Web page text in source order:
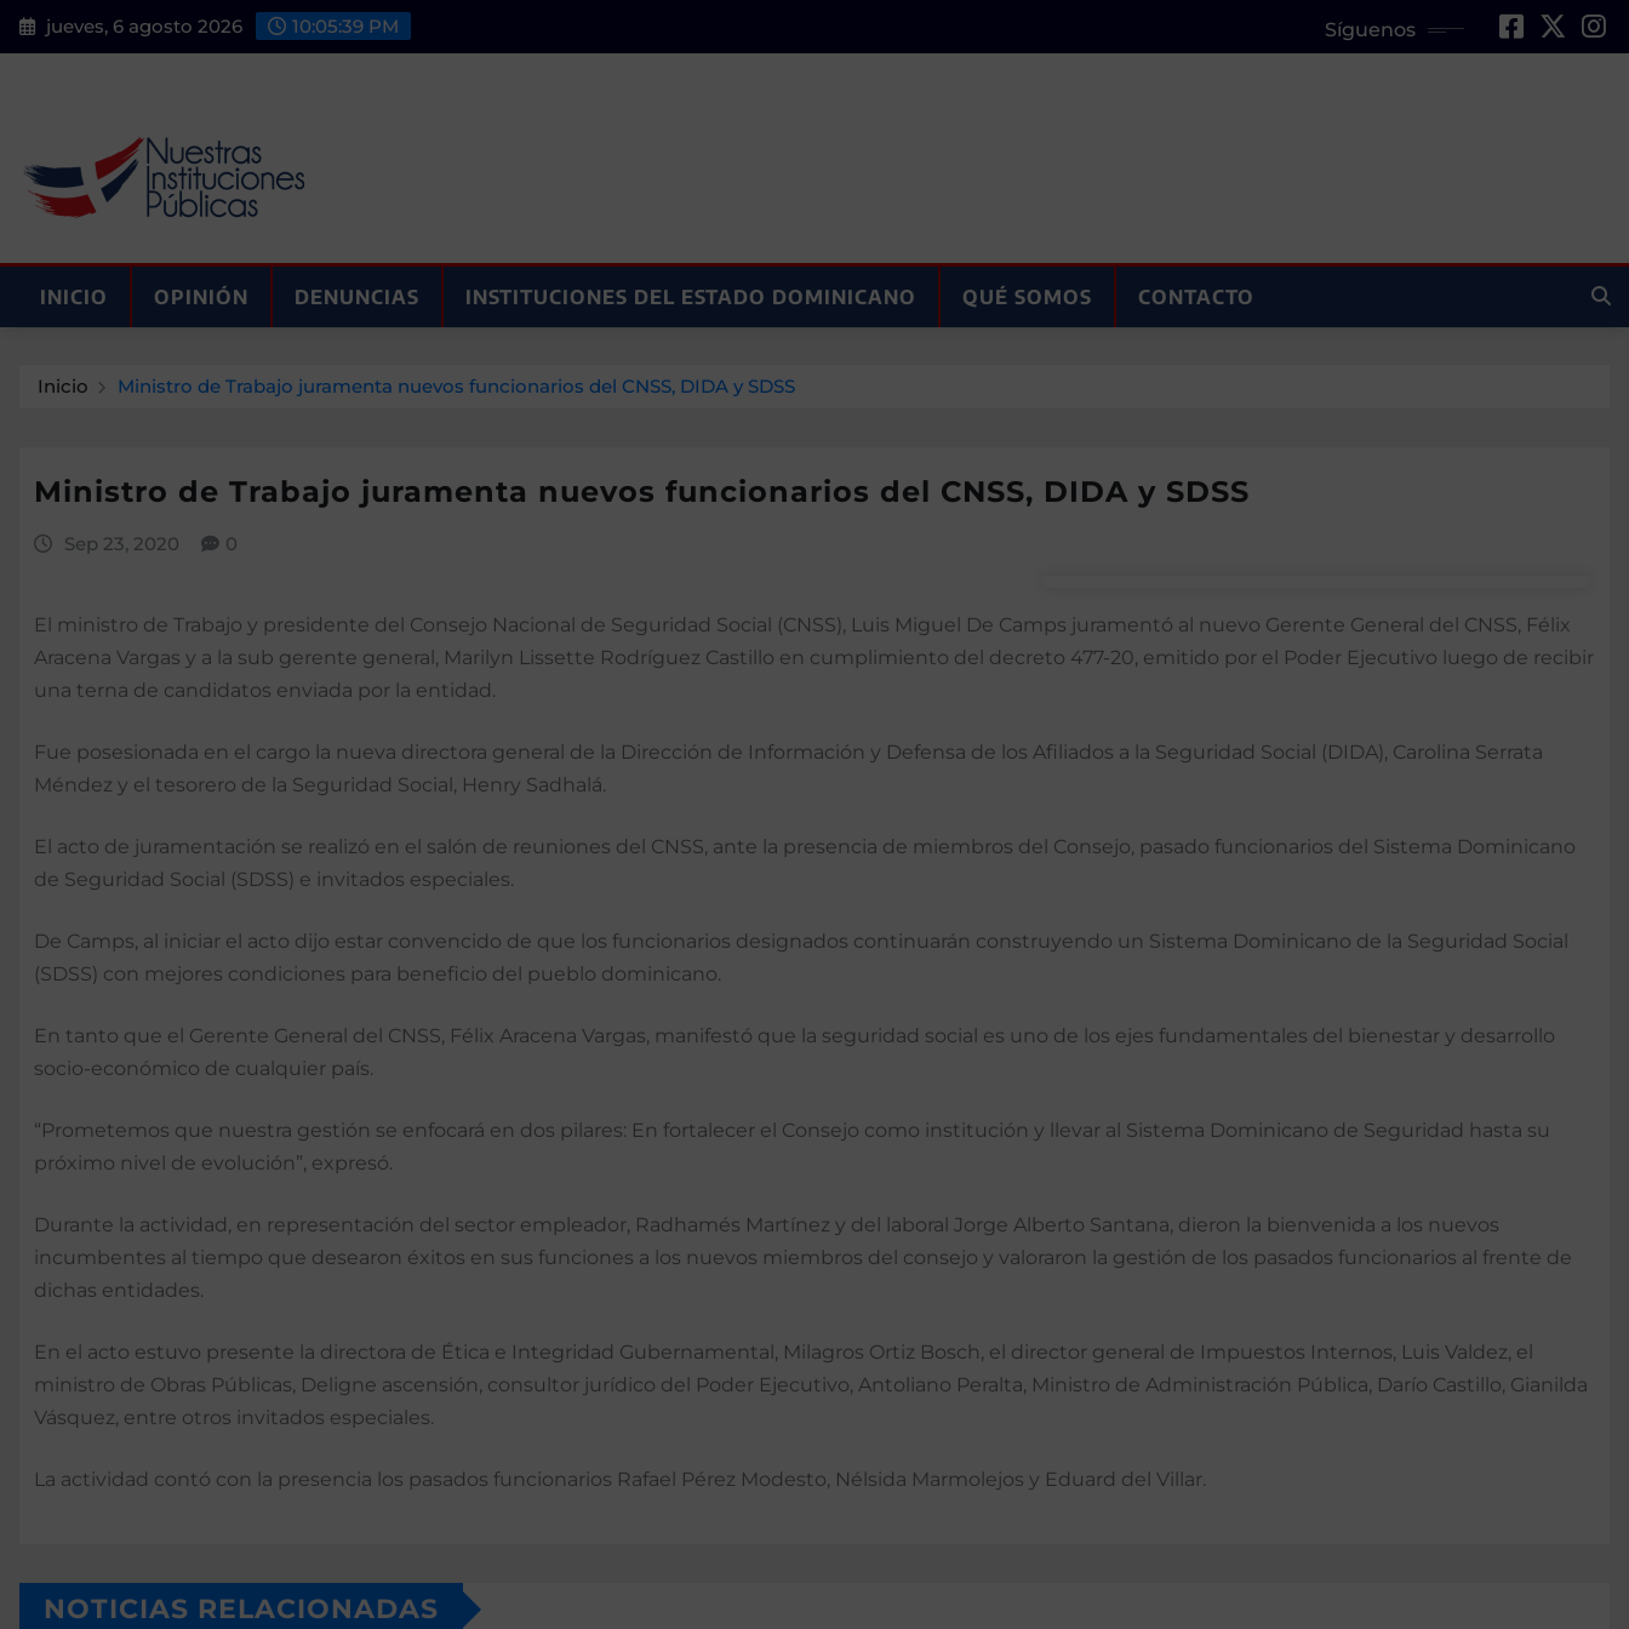
Saltar
al
jueves, 6 agosto 2026 10:05:40 PM Síguenos
INICIO OPINIÓN DENUNCIAS INSTITUCIONES DEL ESTADO DOMINICANO QUÉ SOMOS CONTACTO
Inicio Ministro de Trabajo juramenta nuevos funcionarios del CNSS, DIDA y SDSS
Ministro de Trabajo juramenta nuevos funcionarios del CNSS, DIDA y SDSS
Sep 23, 2020 0
El ministro de Trabajo y presidente del Consejo Nacional de Seguridad Social (CNSS), Luis Miguel De Camps juramentó al nuevo Gerente General del CNSS, Félix
Aracena Vargas y a la sub gerente general, Marilyn Lissette Rodríguez Castillo en cumplimiento del decreto 477-20, emitido por el Poder Ejecutivo luego de recibir
una terna de candidatos enviada por la entidad.
Fue posesionada en el cargo la nueva directora general de la Dirección de Información y Defensa de los Afiliados a la Seguridad Social (DIDA), Carolina Serrata
Méndez y el tesorero de la Seguridad Social, Henry Sadhalá.
El acto de juramentación se realizó en el salón de reuniones del CNSS, ante la presencia de miembros del Consejo, pasado funcionarios del Sistema Dominicano
de Seguridad Social (SDSS) e invitados especiales.
De Camps, al iniciar el acto dijo estar convencido de que los funcionarios designados continuarán construyendo un Sistema Dominicano de la Seguridad Social
(SDSS) con mejores condiciones para beneficio del pueblo dominicano.
En tanto que el Gerente General del CNSS, Félix Aracena Vargas, manifestó que la seguridad social es uno de los ejes fundamentales del bienestar y desarrollo
socio-económico de cualquier país.
“Prometemos que nuestra gestión se enfocará en dos pilares: En fortalecer el Consejo como institución y llevar al Sistema Dominicano de Seguridad hasta su
próximo nivel de evolución”, expresó.
Durante la actividad, en representación del sector empleador, Radhamés Martínez y del laboral Jorge Alberto Santana, dieron la bienvenida a los nuevos
incumbentes al tiempo que desearon éxitos en sus funciones a los nuevos miembros del consejo y valoraron la gestión de los pasados funcionarios al frente de
dichas entidades.
En el acto estuvo presente la directora de Ética e Integridad Gubernamental, Milagros Ortiz Bosch, el director general de Impuestos Internos, Luis Valdez, el
ministro de Obras Públicas, Deligne ascensión, consultor jurídico del Poder Ejecutivo, Antoliano Peralta, Ministro de Administración Pública, Darío Castillo, Gianilda
Vásquez, entre otros invitados especiales.
La actividad contó con la presencia los pasados funcionarios Rafael Pérez Modesto, Nélsida Marmolejos y Eduard del Villar.
NOTICIAS RELACIONADAS